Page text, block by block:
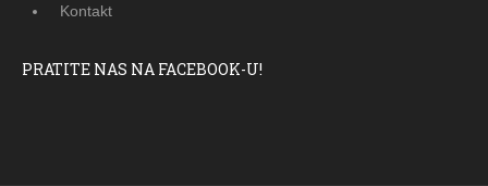
Kontakt
PRATITE NAS NA FACEBOOK-U!